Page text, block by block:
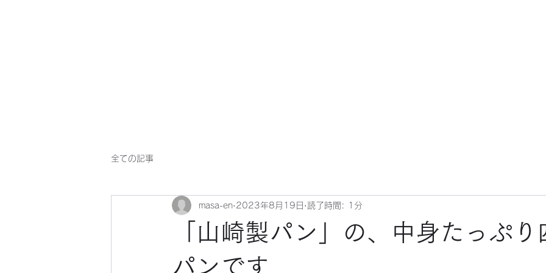
全ての記事
「山崎製パン」の、中身たっぷり
パンです
masa-en 2023年8月19日 読了時間: 1分